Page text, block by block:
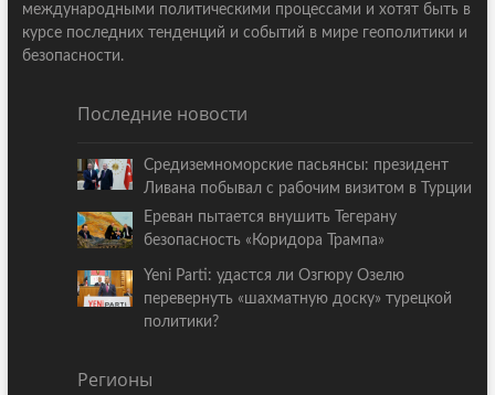
международными политическими процессами и хотят быть в
курсе последних тенденций и событий в мире геополитики и
безопасности.
Последние новости
Средиземноморские пасьянсы: президент
Ливана побывал с рабочим визитом в Турции
Ереван пытается внушить Тегерану
безопасность «Коридора Трампа»
Yeni Parti: удастся ли Озгюру Озелю
перевернуть «шахматную доску» турецкой
политики?
Регионы